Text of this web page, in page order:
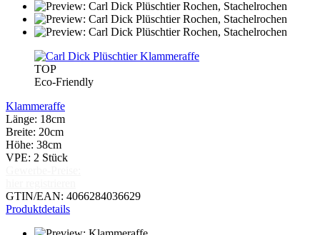
TOP
Eco-Friendly
Klammeraffe
Länge: 18cm
Breite: 20cm
Höhe: 38cm
VPE: 2 Stück
GTIN/EAN: 4066284036629
Produktdetails